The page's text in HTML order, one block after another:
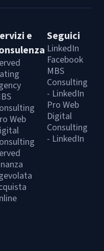
e
Web
Seguici
LinkedIn
Facebook
MBS
Consulting
- LinkedIn
Pro Web
Digital
Consulting
- LinkedIn